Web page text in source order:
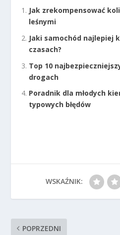
Jak zrekompensować
leśnymi
Jaki samochód najlepiej
czasach?
Top 10
drogach
Poradnik dla młodych
typowych błędów
WSKAŹNIK:
POPRZEDNI